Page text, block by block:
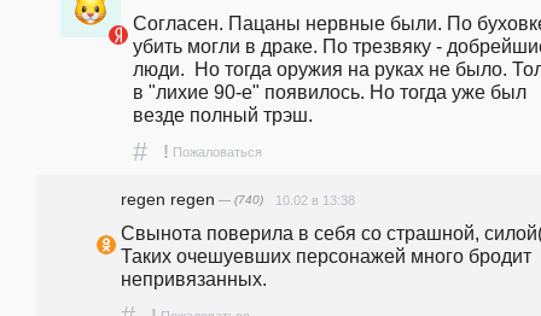
Согласен. Пацаны нервные были. По
убить могли в драке. По трезвяку -
люди.  Но тогда оружия на руках не было.
в "лихие 90-е" появилось. Но тогда уже был
везде полный трэш.
# ! Пожаловаться
regen regen — (740) 10.02 в 13:38
Свынота поверила в себя со страшной,
Таких очешуевших персонажей много бродит
непривязанных.